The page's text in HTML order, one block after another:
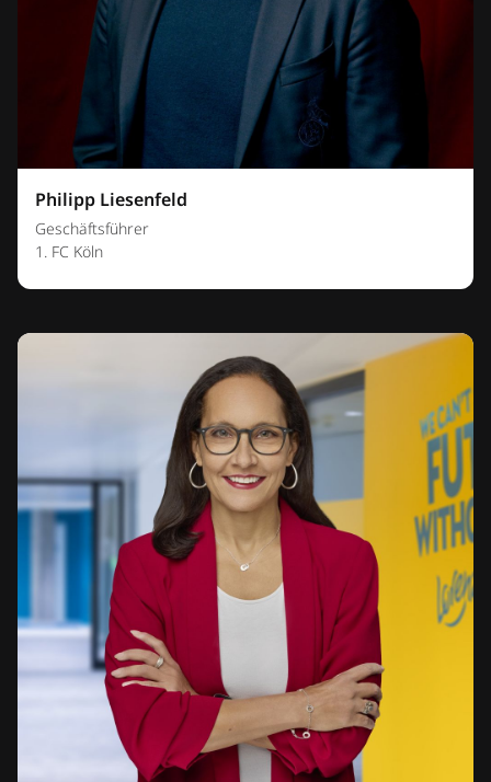
Philipp Liesenfeld
Geschäftsführer
1. FC Köln